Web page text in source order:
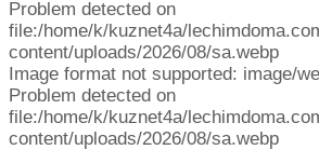
Problem detected on
file:/home/k/kuznet4a/
content/uploads/2026/08/sa.webp
Image format not supported: image/
Problem detected on
file:/home/k/kuznet4a/
content/uploads/2026/08/sa.webp